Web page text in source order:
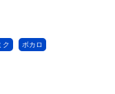
ク ボカロ